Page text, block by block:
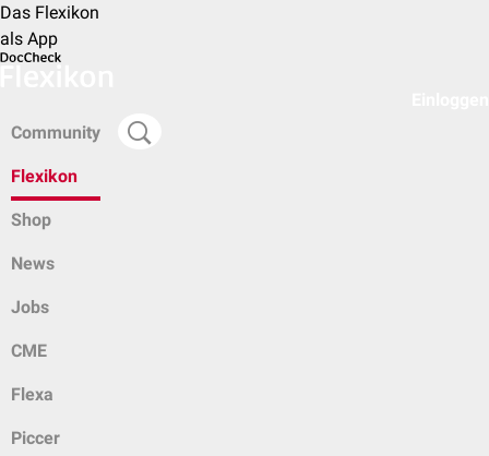
Das Flexikon
als App
Community
Flexikon
Shop
News
Jobs
CME
Flexa
Piccer